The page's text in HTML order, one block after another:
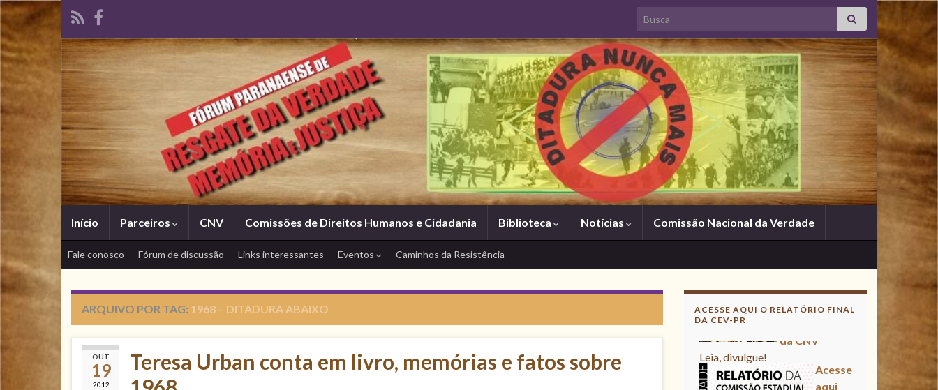
Search for:
Início Parceiros CNV Comissões de Direitos Humanos e Cidadania Biblioteca Notícias Comissão Nacional da Verdade
Fale conosco Fórum de discussão Links interessantes Eventos Caminhos da Resistência
ARQUIVO POR TAG: 1968 – DITADURA ABAIXO
OUT
19
2012
Teresa Urban conta em livro, memórias e fatos sobre
ACESSE AQUI O RELATÓRIO FINAL
DA CEV-PR
Leia, contribua !